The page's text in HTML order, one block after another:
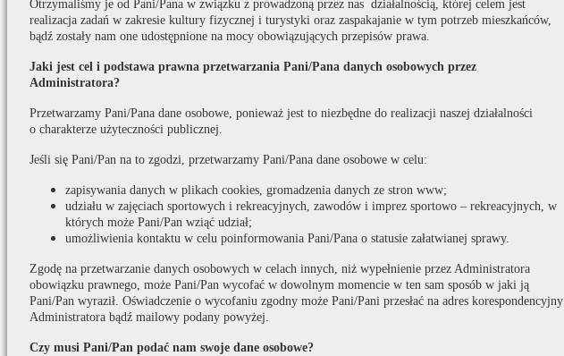
Otrzymaliśmy je od Pani/Pana w związku z prowadzoną przez nas działalnością, której celem jest
realizacja zadań w zakresie kultury fizycznej i turystyki oraz zaspakajanie w tym potrzeb mieszkańców,
bądź zostały nam one udostępnione na mocy obowiązujących przepisów prawa.
Jaki jest cel i podstawa prawna przetwarzania Pani/Pana danych osobowych przez
Administratora?
Przetwarzamy Pani/Pana dane osobowe, ponieważ jest to niezbędne do realizacji naszej działalności
o charakterze użyteczności publicznej.
Jeśli się Pani/Pan na to zgodzi, przetwarzamy Pani/Pana dane osobowe w celu:
zapisywania danych w plikach cookies, gromadzenia danych ze stron www;
udziału w zajęciach sportowych i rekreacyjnych, zawodów i imprez sportowo – rekreacyjnych, w
których może Pani/Pan wziąć udział;
umożliwienia kontaktu w celu poinformowania Pani/Pana o statusie załatwianej sprawy.
Zgodę na przetwarzanie danych osobowych w celach innych, niż wypełnienie przez Administratora
obowiązku prawnego, może Pani/Pan wycofać w dowolnym momencie w ten sam sposób w jaki ją
Pani/Pan wyraził. Oświadczenie o wycofaniu zgodny może Pani/Pani przesłać na adres korespondencyjny
Administratora bądź mailowy podany powyżej.
Czy musi Pani/Pan podać nam swoje dane osobowe?